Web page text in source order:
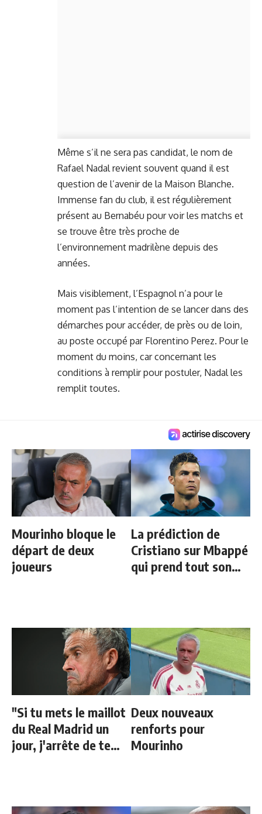
Même s’il ne sera pas candidat, le nom de
Rafael Nadal revient souvent quand il est
question de l’avenir de la Maison Blanche.
Immense fan du club, il est régulièrement
présent au Bernabéu pour voir les matchs et
se trouve être très proche de
l’environnement madrilène depuis des
années.
Mais visiblement, l’Espagnol n’a pour le
moment pas l’intention de se lancer dans des
démarches pour accéder, de près ou de loin,
au poste occupé par Florentino Perez. Pour le
moment du moins, car concernant les
conditions à remplir pour postuler, Nadal les
remplit toutes.
Mourinho bloque le
départ de deux
joueurs
La prédiction de
Cristiano sur Mbappé
qui prend tout son
"Si tu mets le maillot
du Real Madrid un
jour, j'arrête de te
Deux nouveaux
renforts pour
Mourinho